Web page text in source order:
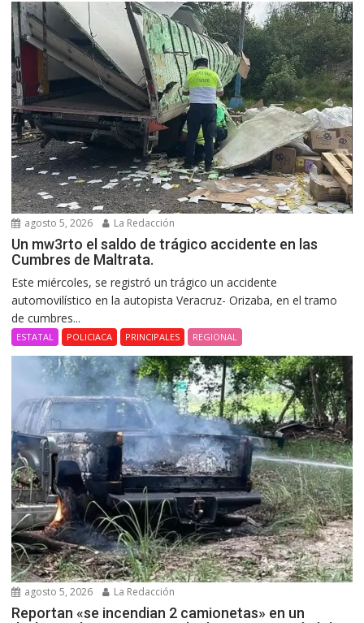
agosto 5, 2026 La Redacción
Un mw3rto el saldo de trágico accidente en las
Cumbres de Maltrata.
Este miércoles, se registró un trágico un accidente
automovilístico en la autopista Veracruz- Orizaba, en el tramo
de cumbres...
ESTATAL POLICIACA PRINCIPALES REGIONAL
agosto 5, 2026 La Redacción
Reportan «se incendian 2 camionetas» en un